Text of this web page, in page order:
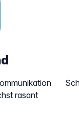
rasant